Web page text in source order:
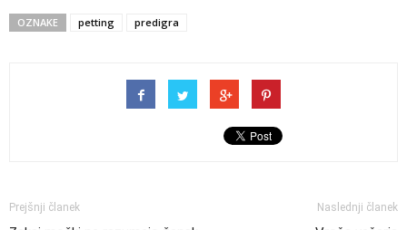
OZNAKE petting predigra
Prejšnji članek Naslednji članek